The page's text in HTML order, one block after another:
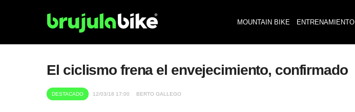
MOUNTAIN BIKE ENTRENAMIENTO
El ciclismo frena el envejecimiento, confirmado
DESTACADO 12/03/18 17:00 BERTO GALLEGO